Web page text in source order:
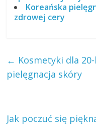
Koreańska
zdrowej cery
← Kosmetyki dla
pielęgnacja skóry
Jak poczuć się